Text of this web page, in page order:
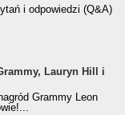
i odpowiedzi (Q&A)
Lauryn Hill i
Grammy Leon